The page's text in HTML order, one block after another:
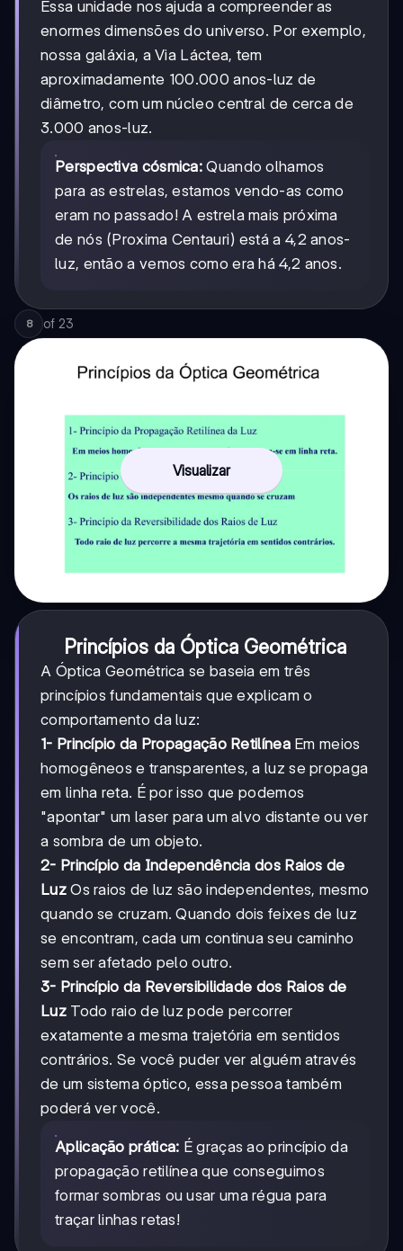
Essa unidade nos ajuda a compreender as
enormes dimensões do universo. Por exemplo,
nossa galáxia, a Via Láctea, tem
aproximadamente 100.000 anos-luz de
diâmetro, com um núcleo central de cerca de
3.000 anos-luz.
Perspectiva cósmica: Quando olhamos
para as estrelas, estamos vendo-as como
eram no passado! A estrela mais próxima
de nós (Proxima Centauri) está a 4,2 anos-
luz, então a vemos como era há 4,2 anos.
8 of 23
Visualizar
Princípios da Óptica Geométrica
A Óptica Geométrica se baseia em três
princípios fundamentais que explicam o
comportamento da luz:
1- Princípio da Propagação RetilíneaEm meios
homogêneos e transparentes, a luz se propaga
em linha reta. É por isso que podemos
"apontar" um laser para um alvo distante ou ver
a sombra de um objeto.
2- Princípio da Independência dos Raios de
LuzOs raios de luz são independentes, mesmo
quando se cruzam. Quando dois feixes de luz
se encontram, cada um continua seu caminho
sem ser afetado pelo outro.
3- Princípio da Reversibilidade dos Raios de
LuzTodo raio de luz pode percorrer
exatamente a mesma trajetória em sentidos
contrários. Se você puder ver alguém através
de um sistema óptico, essa pessoa também
poderá ver você.
Aplicação prática: É graças ao princípio da
propagação retilínea que conseguimos
formar sombras ou usar uma régua para
traçar linhas retas!